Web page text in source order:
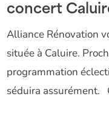
concert
Alliance Rénovation
située à Caluire.
programmation
séduira